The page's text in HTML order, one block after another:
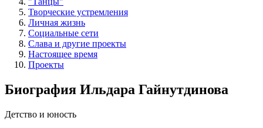
Творческие устремления
Личная жизнь
Социальные сети
Слава и другие проекты
Настоящее время
Проекты
Биография Ильдара Гайнутдинова
Детство и юность